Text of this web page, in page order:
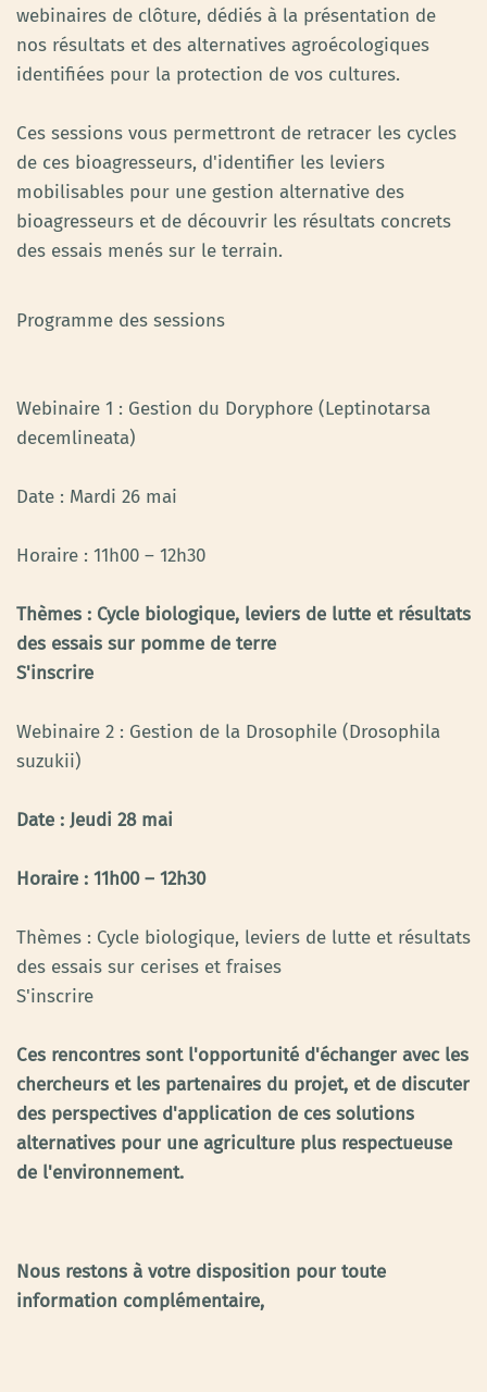
webinaires de clôture, dédiés à la présentation de
nos résultats et des alternatives agroécologiques
identifiées pour la protection de vos cultures.
Ces sessions vous permettront de retracer les cycles
de ces bioagresseurs, d'identifier les leviers
mobilisables pour une gestion alternative des
bioagresseurs et de découvrir les résultats concrets
des essais menés sur le terrain.
Programme des sessions
Webinaire 1 : Gestion du Doryphore (Leptinotarsa
decemlineata)
Date : Mardi 26 mai
Horaire : 11h00 – 12h30
Thèmes : Cycle biologique, leviers de lutte et résultats
des essais sur pomme de terre
S'inscrire
Webinaire 2 : Gestion de la Drosophile (Drosophila
suzukii)
Date : Jeudi 28 mai
Horaire : 11h00 – 12h30
Thèmes : Cycle biologique, leviers de lutte et résultats
des essais sur cerises et fraises
S'inscrire
Ces rencontres sont l'opportunité d'échanger avec les
chercheurs et les partenaires du projet, et de discuter
des perspectives d'application de ces solutions
alternatives pour une agriculture plus respectueuse
de l'environnement.
Nous restons à votre disposition pour toute
information complémentaire,